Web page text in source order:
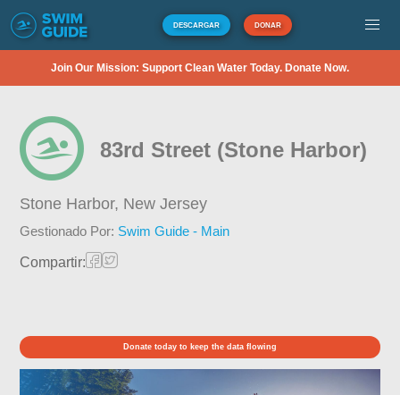
DESCARGAR DONAR
Join Our Mission: Support Clean Water Today. Donate Now.
83rd Street (Stone Harbor)
Stone Harbor, New Jersey
Gestionado Por: Swim Guide - Main
Compartir:
Donate today to keep the data flowing